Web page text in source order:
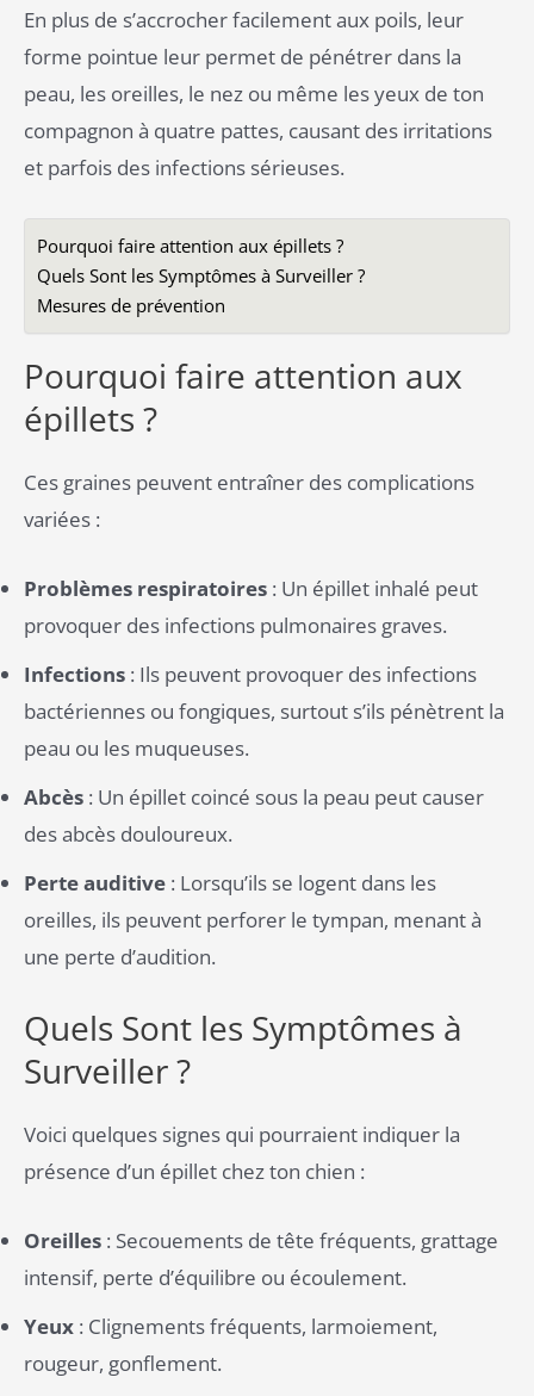
En plus de s’accrocher facilement aux poils, leur
forme pointue leur permet de pénétrer dans la
peau, les oreilles, le nez ou même les yeux de ton
compagnon à quatre pattes, causant des irritations
et parfois des infections sérieuses.
Pourquoi faire attention aux épillets ?
Quels Sont les Symptômes à Surveiller ?
Mesures de prévention
Pourquoi faire attention aux
épillets ?
Ces graines peuvent entraîner des complications
variées :
Problèmes respiratoires : Un épillet inhalé peut
provoquer des infections pulmonaires graves.
Infections : Ils peuvent provoquer des infections
bactériennes ou fongiques, surtout s’ils pénètrent la
peau ou les muqueuses.
Abcès : Un épillet coincé sous la peau peut causer
des abcès douloureux.
Perte auditive : Lorsqu’ils se logent dans les
oreilles, ils peuvent perforer le tympan, menant à
une perte d’audition.
Quels Sont les Symptômes à
Surveiller ?
Voici quelques signes qui pourraient indiquer la
présence d’un épillet chez ton chien :
Oreilles : Secouements de tête fréquents, grattage
intensif, perte d’équilibre ou écoulement.
Yeux : Clignements fréquents, larmoiement,
rougeur, gonflement.